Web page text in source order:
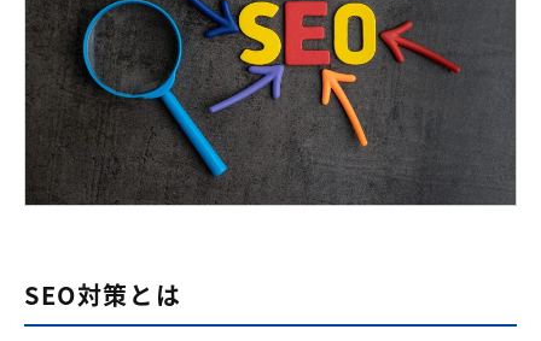
【クリニック向け】新規集患
Web広告サービス
【歯科業界向け】新規集患
Web広告パッケージ
【塾・個別塾業界向け】新規
集客Web広告パッケージ
サイトアクセス増加パッケー
ジ
商圏ねらいうちパッケージ 求人パッケージ
WEBプラス
SEO対策とは